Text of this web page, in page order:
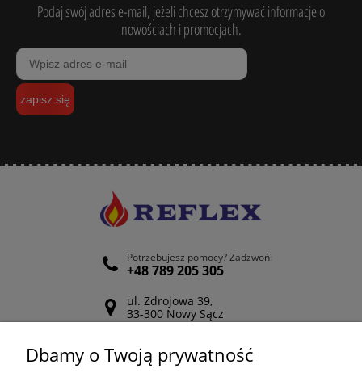
Podaj swój adres e-mail, jeżeli chcesz otrzymywać informacje o
nowościach i promocjach.
zapisz się
Potrzebujesz pomocy? Zadzwoń:
+48 789 205 305
ul. Zdrojowa 39,
33-300 Nowy Sącz
Odwiedź nasz Facebook
Dbamy o Twoją prywatność